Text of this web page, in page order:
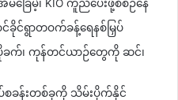
ခြေမဲ့၊ KIO ကူညီပေးဖို့စီစဉ်နေ
ခိုင်ရွာတဝက်ခန့်ရေနစ်မြှပ်
ပိုခက်၊ ကုန်တင်ယာဉ်တွေကို ဆင်၊
ခန်းတစ်ခုကို သိမ်းပိုက်နိုင်